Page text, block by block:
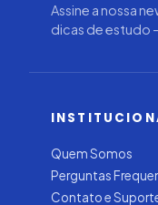
Assine a nossa
dicas de estudo
Quem Somos
Perguntas
Contato e